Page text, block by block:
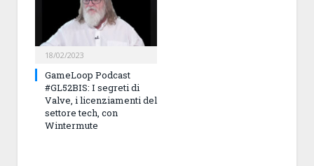
18/02/2023
GameLoop Podcast
#GL52BIS: I segreti di
Valve, i licenziamenti del
settore tech, con
Wintermute